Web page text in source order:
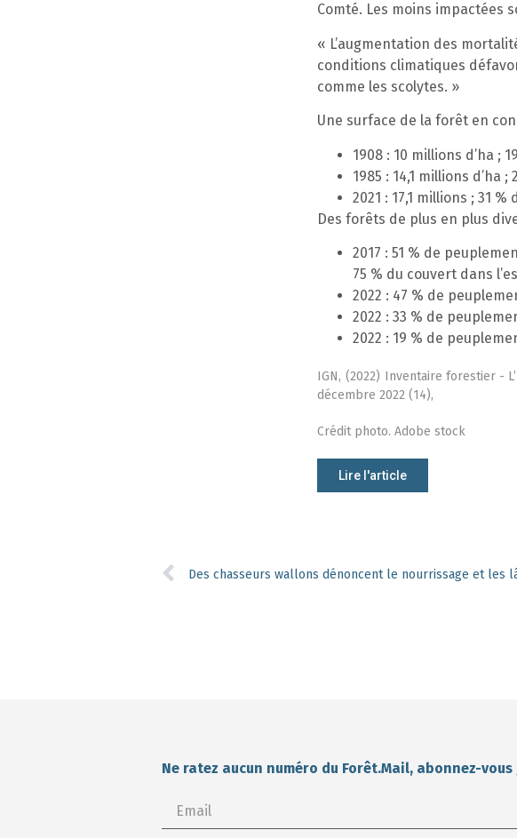
Comté. Les moins impactées
« L’augmentation des
conditions climatiques
comme les scolytes. »
Une surface de la forêt en
1908 : 10 millions d’ha ;
1985 : 14,1 millions d’ha
2021 : 17,1 millions ; 31
Des forêts de plus en plus
2017 : 51 % de
75 % du couvert dans
2022 : 47 % de
2022 : 33 % de
2022 : 19 % de
IGN, (2022) Inventaire forestier -
décembre 2022 (14),
Crédit photo. Adobe stock
Lire l'article
Ne ratez aucun numéro du Forêt.Mail, abonnez-